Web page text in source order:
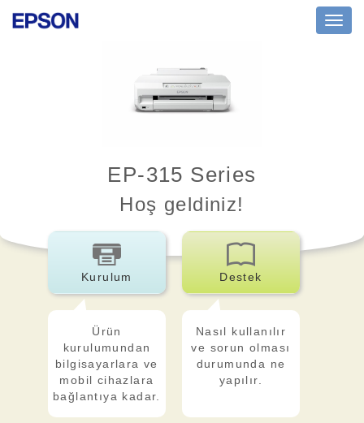
EP-315 Series
Hoş geldiniz!
Kurulum
Ürün
kurulumundan
bilgisayarlara ve
mobil cihazlara
bağlantıya kadar.
Destek
Nasıl kullanılır
ve sorun olması
durumunda ne
yapılır.